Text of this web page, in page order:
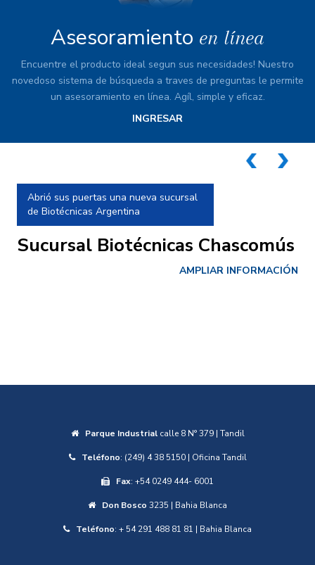
Asesoramiento en línea
Encuentre el producto ideal segun sus necesidades! Nuestro
novedoso sistema de búsqueda a traves de preguntas le permite
un asesoramiento en línea. Agíl, simple y eficaz.
INGRESAR
Charla en Coronel Dorrego junto a
productores revisando temas de
Guachera, Destete, Recrías y
Suplementación mineral.
Charla: Ganadería Inteligente
prev next
Parque Industrialcalle 8 N° 379 | Tandil
Teléfono: (249) 4 38 5150 | Oficina Tandil
Fax: +54 0249 444- 6001
Don Bosco 3235 | Bahia Blanca
Teléfono: + 54 291 488 81 81 | Bahia Blanca